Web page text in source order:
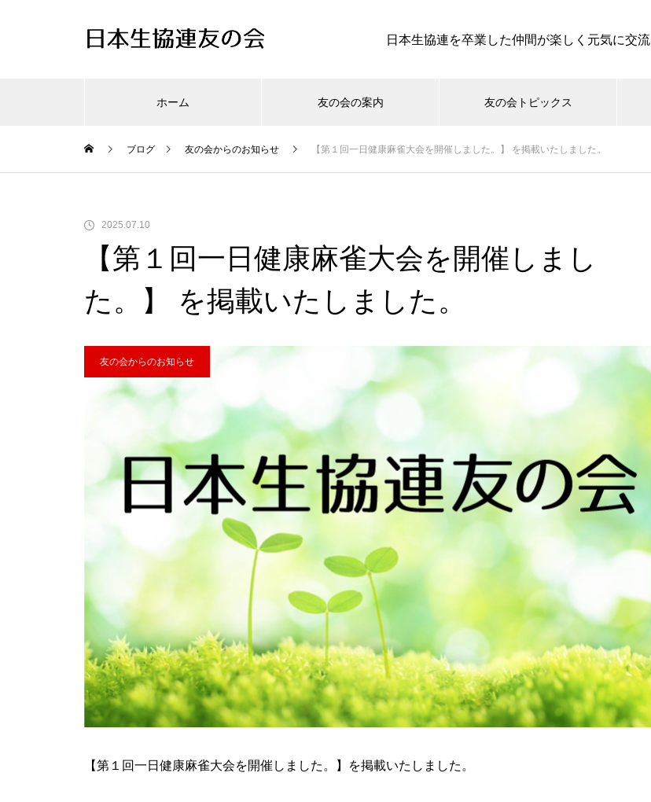
日本生協連を卒業した仲間が楽しく元気に交流
ホーム 友の会の案内 友の会トピックス
ブログ 友の会からのお知らせ 【第１回一日健康麻雀大会を開催しました。】 を掲載いたしました。
2025.07.10
【第１回一日健康麻雀大会を開催しまし
た。】 を掲載いたしました。
友の会からのお知らせ
【第１回一日健康麻雀大会を開催しました。】を掲載いたしました。